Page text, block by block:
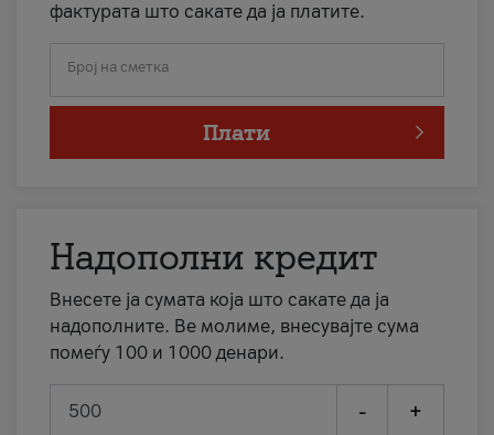
фактурата што сакате да ја платите.
Број на сметка
Плати
Надополни кредит
Внесете ја сумата која што сакате да ја
надополните. Ве молиме, внесувајте сума
помеѓу 100 и 1000 денари.
- +